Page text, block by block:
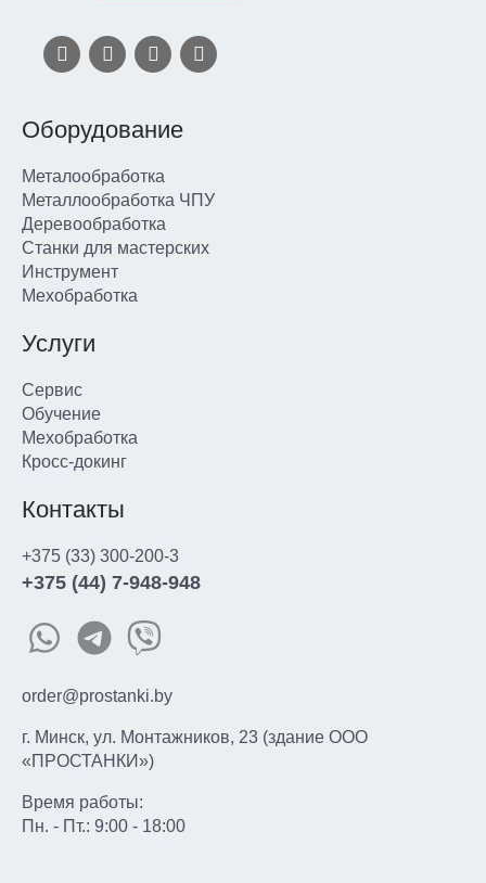
Оборудование
Металообработка
Металлообработка ЧПУ
Деревообработка
Станки для мастерских
Инструмент
Мехобработка
Услуги
Сервис
Обучение
Мехобработка
Кросс-докинг
Контакты
+375 (33) 300-200-3
+375 (44) 7-948-948
order@prostanki.by
г. Минск, ул. Монтажников, 23 (здание ООО
«ПРОСТАНКИ»)
Время работы:
Пн. - Пт.: 9:00 - 18:00